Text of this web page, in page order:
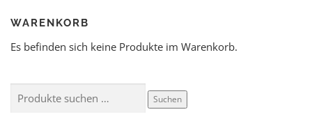
WARENKORB
Es befinden sich keine Produkte im Warenkorb.
Suchen